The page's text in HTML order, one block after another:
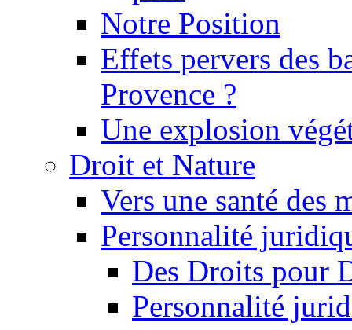
Notre Position
Effets pervers des
Provence ?
Une explosion
Droit et Nature
Vers une santé des
Personnalité
Des Droits pour
Personnalité